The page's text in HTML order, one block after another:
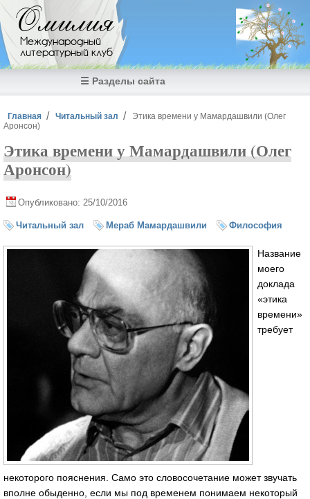
Перейти к основному содержанию
Омилия
Международный
литературный клуб
☰ Разделы сайта
Вы здесь
Главная Читальный зал
Этика времени у Мамардашвили (Олег
Аронсон)
Этика времени у Мамардашвили (Олег
Аронсон)
Опубликовано: 25/10/2016
Читальный зал Мераб Мамардашвили Философия
Название
моего
доклада
«этика
времени»
требует
некоторого пояснения. Само это словосочетание может звучать
вполне обыденно, если мы под временем понимаем некоторый